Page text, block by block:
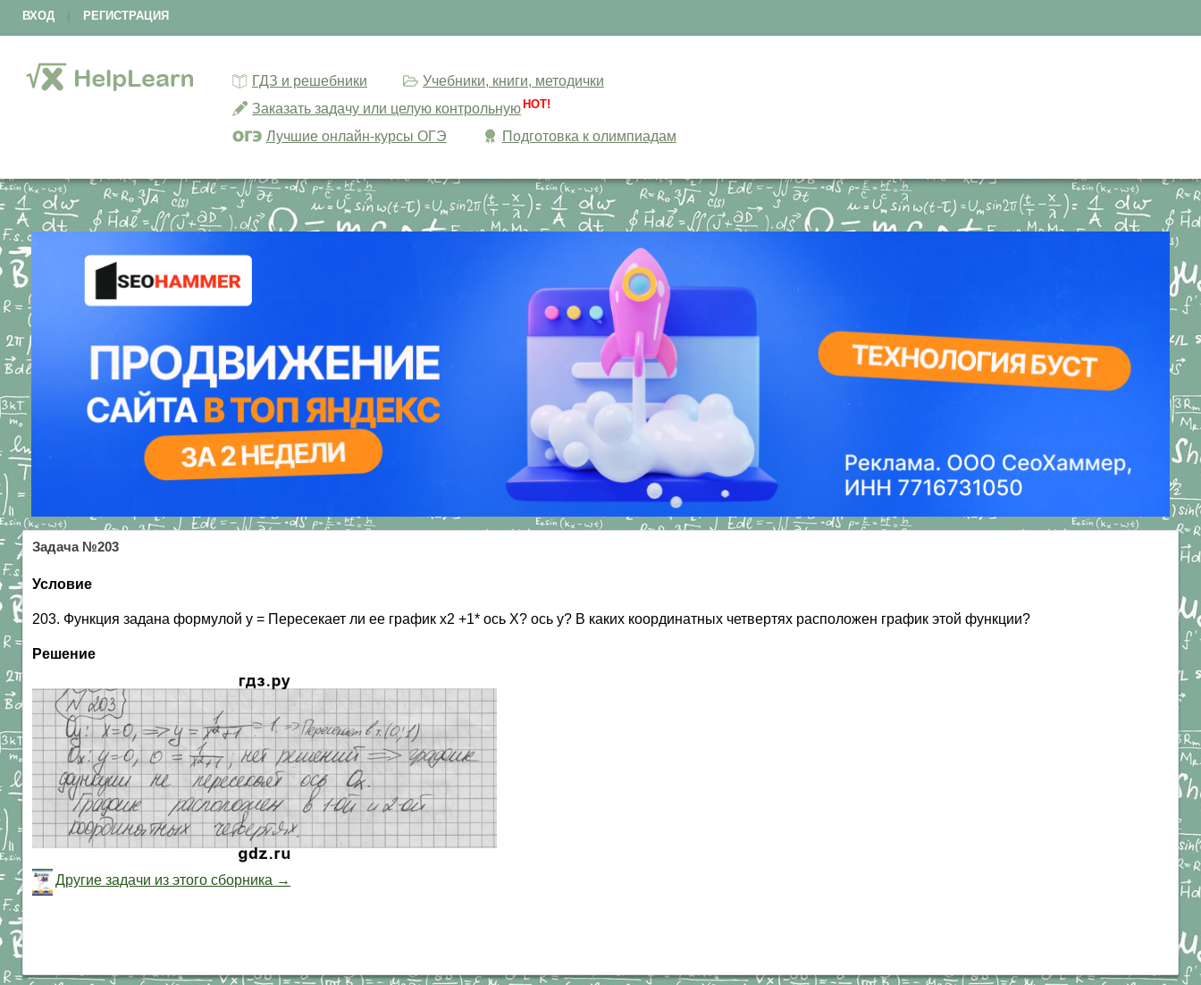
ВХОД РЕГИСТРАЦИЯ
ГДЗ и решебники
Учебники, книги, методички
Заказать задачу или целую контрольную HOT!
Лучшие онлайн-курсы ОГЭ Подготовка к олимпиадам
Задача №203
Условие
203. Функция задана формулой у = Пересекает ли ее график х2 +1* ось X? ось у? В каких координатных четвертях расположен график этой функции?
Решение
Другие задачи из этого сборника →